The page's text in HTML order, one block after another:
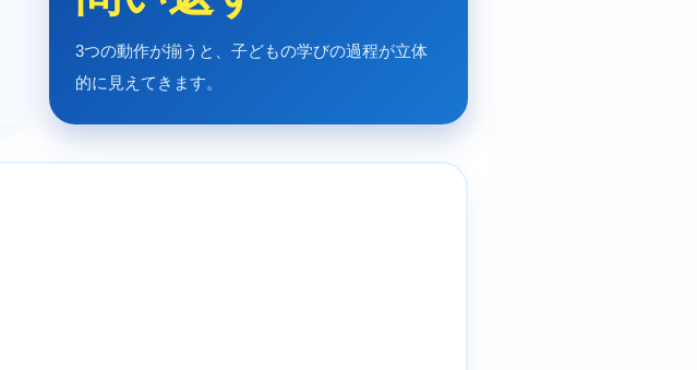
3つの動作が揃うと、子どもの学びの過程が立体
的に見えてきます。